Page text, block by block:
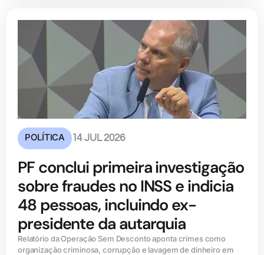
POLÍTICA 14 JUL 2026
PF conclui primeira investigação
sobre fraudes no INSS e indicia
48 pessoas, incluindo ex-
presidente da autarquia
Relatório da Operação Sem Desconto aponta crimes como
organização criminosa, corrupção e lavagem de dinheiro em